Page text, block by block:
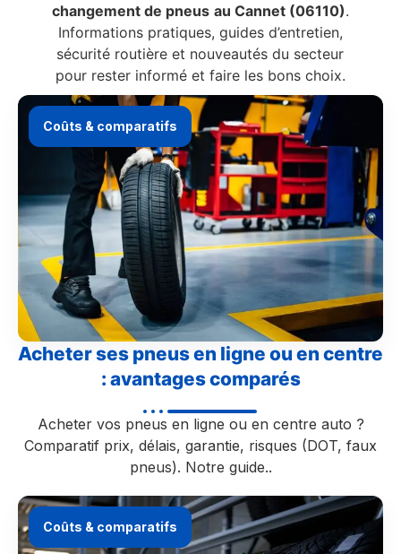
changement de pneus au Cannet (06110).
Informations pratiques, guides d’entretien,
sécurité routière et nouveautés du secteur
pour rester informé et faire les bons choix.
Coûts & comparatifs
Acheter ses pneus en ligne ou en centre
: avantages comparés
Acheter vos pneus en ligne ou en centre auto ?
Comparatif prix, délais, garantie, risques (DOT, faux
pneus). Notre guide..
Coûts & comparatifs